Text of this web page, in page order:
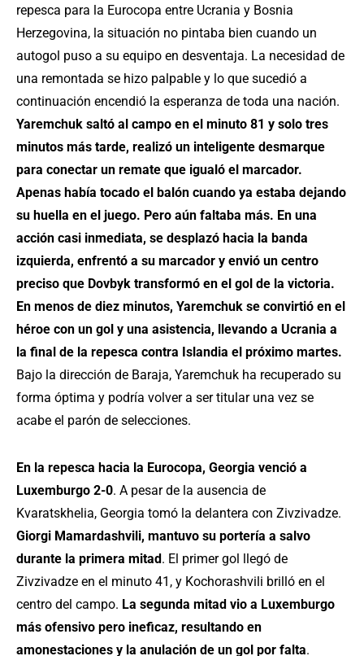
repesca para la Eurocopa entre Ucrania y Bosnia
Herzegovina, la situación no pintaba bien cuando un
autogol puso a su equipo en desventaja. La necesidad de
una remontada se hizo palpable y lo que sucedió a
continuación encendió la esperanza de toda una nación.
Yaremchuk saltó al campo en el minuto 81 y solo tres
minutos más tarde, realizó un inteligente desmarque
para conectar un remate que igualó el marcador.
Apenas había tocado el balón cuando ya estaba dejando
su huella en el juego. Pero aún faltaba más. En una
acción casi inmediata, se desplazó hacia la banda
izquierda, enfrentó a su marcador y envió un centro
preciso que Dovbyk transformó en el gol de la victoria.
En menos de diez minutos, Yaremchuk se convirtió en el
héroe con un gol y una asistencia, llevando a Ucrania a
la final de la repesca contra Islandia el próximo martes.
Bajo la dirección de Baraja, Yaremchuk ha recuperado su
forma óptima y podría volver a ser titular una vez se
acabe el parón de selecciones.
En la repesca hacia la Eurocopa, Georgia venció a
Luxemburgo 2-0. A pesar de la ausencia de
Kvaratskhelia, Georgia tomó la delantera con Zivzivadze.
Giorgi Mamardashvili, mantuvo su portería a salvo
durante la primera mitad . El primer gol llegó de
Zivzivadze en el minuto 41, y Kochorashvili brilló en el
centro del campo. La segunda mitad vio a Luxemburgo
más ofensivo pero ineficaz, resultando en
amonestaciones y la anulación de un gol por falta.